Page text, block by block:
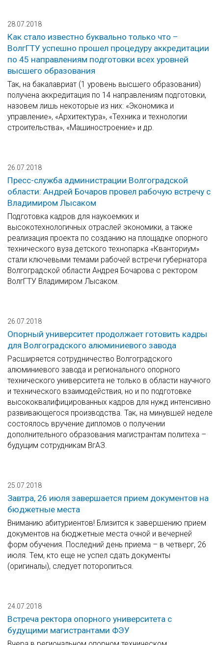
28.07.2018
Как стало известно буквально только что –
ВолгГТУ успешно прошел процедуру аккредитации
по 45 направлениям подготовки всех уровней
высшего образования
Так, на бакалавриат (1 уровень высшего образования)
получена аккредитация по 14 направлениям подготовки,
назовем лишь некоторые из них: «Экономика и
управление», «Архитектура», «Техника и технологии
строительства», «Машиностроение» и др.
26.07.2018
Пресс-служба администрации Волгоградской
области: Андрей Бочаров провел рабочую встречу с
Владимиром Лысаком
Подготовка кадров для наукоемких и
высокотехнологичных отраслей экономики, а также
реализация проекта по созданию на площадке опорного
технического вуза детского технопарка «Кванториум»
стали ключевыми темами рабочей встречи губернатора
Волгоградской области Андрея Бочарова с ректором
ВолгГТУ Владимиром Лысаком.
26.07.2018
Опорный университет продолжает готовить кадры
для Волгоградского алюминиевого завода
Расширяется сотрудничество Волгоградского
алюминиевого завода и регионального опорного
технического университета не только в области научного
и технического взаимодействия, но и по подготовке
высококвалифицированных кадров для нужд интенсивно
развивающегося производства. Так, на минувшей неделе
состоялось вручение дипломов о получении
дополнительного образования магистрантам политеха –
будущим сотрудникам ВгАЗ.
25.07.2018
Завтра, 26 июля завершается прием документов на
бюджетные места
Вниманию абитуриентов! Близится к завершению прием
документов на бюджетные места очной и вечерней
форм обучения. Последний день приема – в четверг, 26
июля. Тем, кто еще не успел сдать документы
(оригиналы), следует поторопиться.
24.07.2018
Встреча ректора опорного университета с
будущими магистрантами ФЭУ